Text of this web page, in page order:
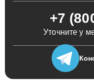
+7
Уточните у